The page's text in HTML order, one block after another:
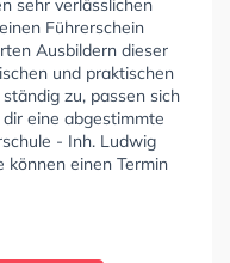
sehr verlässlichen
Führerschein
Ausbildern dieser
und praktischen
zu, passen sich
eine abgestimmte
- Inh. Ludwig
können einen Termin